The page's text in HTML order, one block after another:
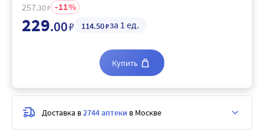
257.30₽ 11
229.00₽ 114.50₽за 1 ед.
Купить
Доставка в2744 аптеки в Москве